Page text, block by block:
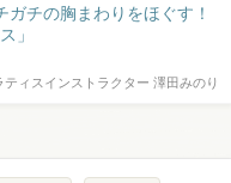
ガチの胸まわりをほぐす！
」
ティスインストラクター 澤田みのり